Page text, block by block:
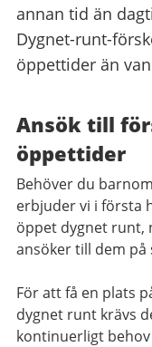
annan tid än
Dygnet-runt-
öppettider än
Ansök till
öppettider
Behöver du
erbjuder vi i första
öppet dygnet runt,
ansöker till dem på
För att få en plats
dygnet runt krävs
kontinuerligt